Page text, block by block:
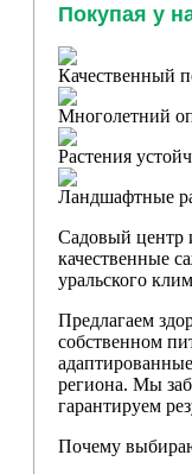
Покупая у
Качественный
Многолетний
Растения
Ландшафтные
Садовый
качественные
уральского
Предлагаем
собственном
региона. Мы
гарантируем
Почему